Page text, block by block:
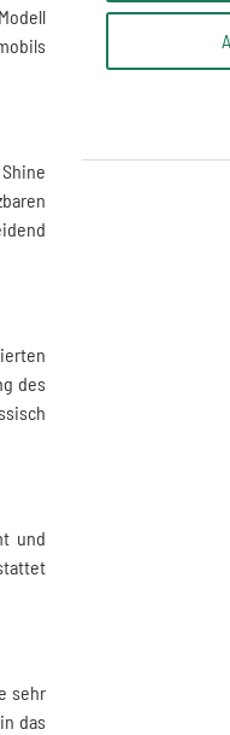
des
und
sehr
das